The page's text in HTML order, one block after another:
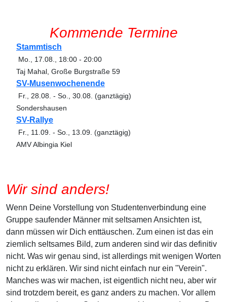
Kommende Termine
Stammtisch
Mo., 17.08. 18:00 - 20:00
Taj Mahal, Große Burgstraße 59
SV-Musenwochenende
Fr., 28.08. - So., 30.08. (ganztägig)
Sondershausen
SV-Rallye
Fr., 11.09. - So., 13.09. (ganztägig)
AMV Albingia Kiel
Wir sind anders!
Wenn Deine Vorstellung von Studentenverbindung eine
Gruppe saufender Männer mit seltsamen Ansichten ist,
dann müssen wir Dich enttäuschen. Zum einen ist das ein
ziemlich seltsames Bild, zum anderen sind wir das definitiv
nicht. Was wir genau sind, ist allerdings mit wenigen Worten
nicht zu erklären. Wir sind nicht einfach nur ein "Verein".
Manches was wir machen, ist eigentlich nicht neu, aber wir
sind trotzdem bereit, es ganz anders zu machen. Vor allem